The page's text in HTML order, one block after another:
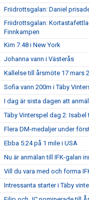
Friidrottsgalan: Daniel
Friidrottsgalan:
Finnkampen
Kim 7.48 i New York
Johanna vann i Västerås
Kallelse till årsmöte 17 mars
Sofia vann 200m i Täby
I dag är sista dagen att
Täby Vinterspel dag 2:
Flera DM-medaljer under
Ebba 5:24 på 1 mile i USA
Nu är anmälan till IFK-galan
Vill du vara med och forma
Intressanta starter i Täby